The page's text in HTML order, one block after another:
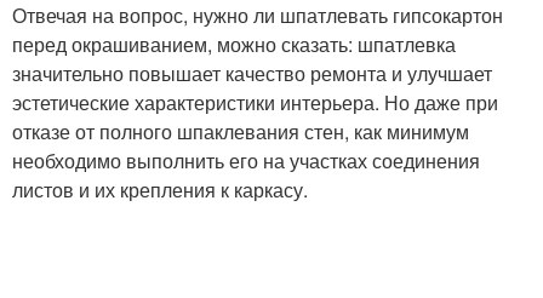
Отвечая на вопрос, нужно ли шпатлевать гипсокартон
перед окрашиванием, можно сказать: шпатлевка
значительно повышает качество ремонта и улучшает
эстетические характеристики интерьера. Но даже при
отказе от полного шпаклевания стен, как минимум
необходимо выполнить его на участках соединения
листов и их крепления к каркасу.